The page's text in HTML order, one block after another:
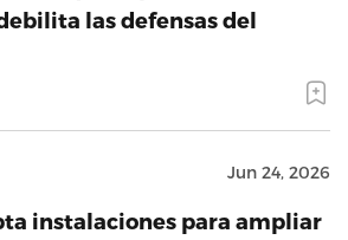
las defensas del
Jun 24, 2026
instalaciones para ampliar